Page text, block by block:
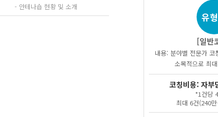
- 안테나숍 현황 및 소개
유
[일반
내용: 분야별 전문가 코
소목적으로 최
코칭비용: 자부
*1건당
최대 6건(240